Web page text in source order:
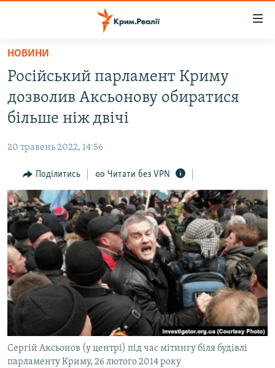
Перейти
основного
матеріалу
Перейти
до
основної
навігації
Перейти
до
пошуку
ВІДЕО ТА ФОТО
БЛОГИ
ПОГЛЯД
ІНТЕРВ'Ю
ВСЕ ЗА ДЕНЬ
СПЕЦПРОЕКТИ
ДЕПОРТАЦІЯ
ВІДЕОУРОКИ «ELIFBE»
СВІДЧЕННЯ ОКУПАЦІЇ
УКРАЇНСЬКА ПРОБЛЕМА КРИМУ
ІНФОГРАФІКА
ЯК ОБІЙТИ БЛОКУВАННЯ
Русский
Qırımtatar
ДОЛУЧАЙСЯ!
НОВИНИ
Російський парламент Криму
дозволив Аксьонову обиратися
більше ніж двічі
20 травень 2022, 14:56
Поділитись Читати без VPN
Сергій Аксьонов (у центрі) під час мітингу біля будівлі
парламенту Криму, 26 лютого 2014 року